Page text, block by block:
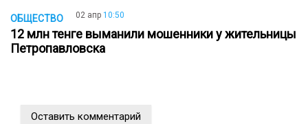
ОБЩЕСТВО 02 апр 10:50
12 млн тенге выманили мошенники у жительницы
Петропавловска
Оставить комментарий